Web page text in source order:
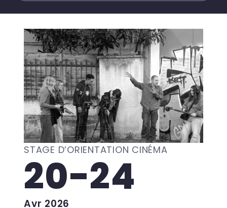
STAGE D’ORIENTATION CINÉMA
20-24
Avr 2026